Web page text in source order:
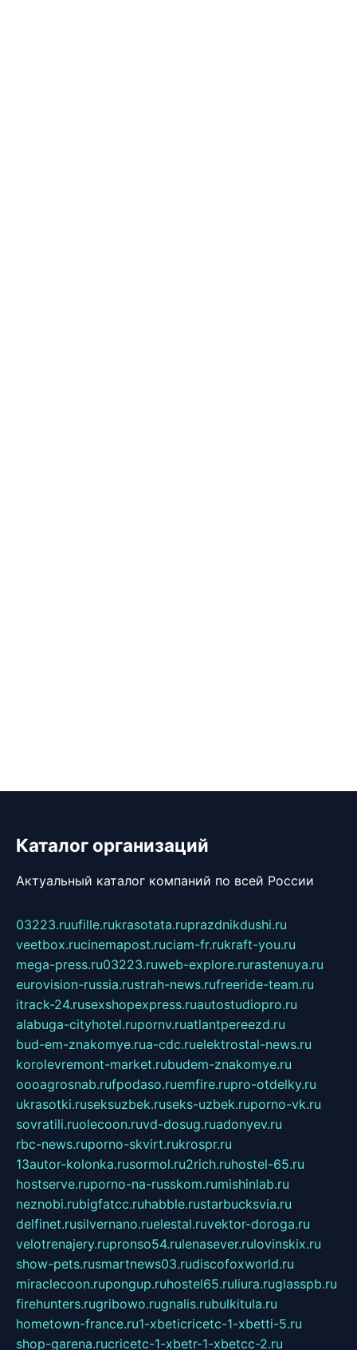
Каталог организаций
Актуальный каталог компаний по всей России
03223.ruufille.rukrasotata.ruprazdnikdushi.ru
veetbox.rucinemapost.ruciam-fr.rukraft-you.ru
mega-press.ru03223.ruweb-explore.rurastenuya.ru
eurovision-russia.rustrah-news.rufreeride-team.ru
itrack-24.rusexshopexpress.ruautostudiopro.ru
alabuga-cityhotel.rupornv.ruatlantpereezd.ru
bud-em-znakomye.rua-cdc.ruelektrostal-news.ru
korolevremont-market.rubudem-znakomye.ru
oooagrosnab.rufpodaso.ruemfire.rupro-otdelky.ru
ukrasotki.ruseksuzbek.ruseks-uzbek.ruporno-vk.ru
sovratili.ruolecoon.ruvd-dosug.ruadonyev.ru
rbc-news.ruporno-skvirt.rukrospr.ru
13autor-kolonka.rusormol.ru2rich.ruhostel-65.ru
hostserve.ruporno-na-russkom.rumishinlab.ru
neznobi.rubigfatcc.ruhabble.rustarbucksvia.ru
delfinet.rusilvernano.ruelestal.ruvektor-doroga.ru
velotrenajery.rupronso54.rulenasever.rulovinskix.ru
show-pets.rusmartnews03.rudiscofoxworld.ru
miraclecoon.rupongup.ruhostel65.ruliura.ruglasspb.ru
firehunters.rugribowo.rugnalis.rubulkitula.ru
hometown-france.ru1-xbeticricetc-1-xbetti-5.ru
shop-garena.rucricetc-1-xbetr-1-xbetcc-2.ru